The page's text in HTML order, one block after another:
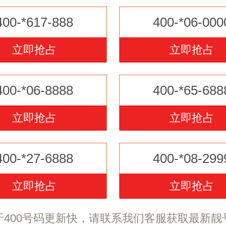
*617-888
立即抢占
400-*06-
立即抢占
*06-8888
立即抢占
400-*65-
立即抢占
*27-6888
立即抢占
400-*08-
立即抢占
400号码更新快，请联系我们客服获取最新靓